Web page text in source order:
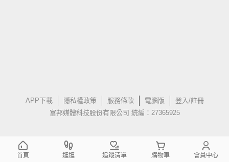
APP下載 隱私權政策 服務條款 電腦版
登入/註冊
富邦媒體科技股份有限公司 統編：27365925
首頁 逛逛 追蹤清單 購物車 會員中心